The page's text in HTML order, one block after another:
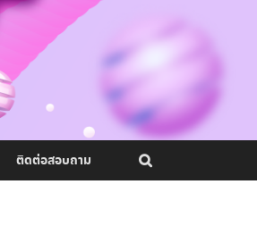
ติดต่อสอบถาม